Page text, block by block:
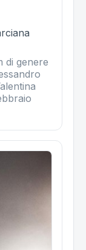
di genere